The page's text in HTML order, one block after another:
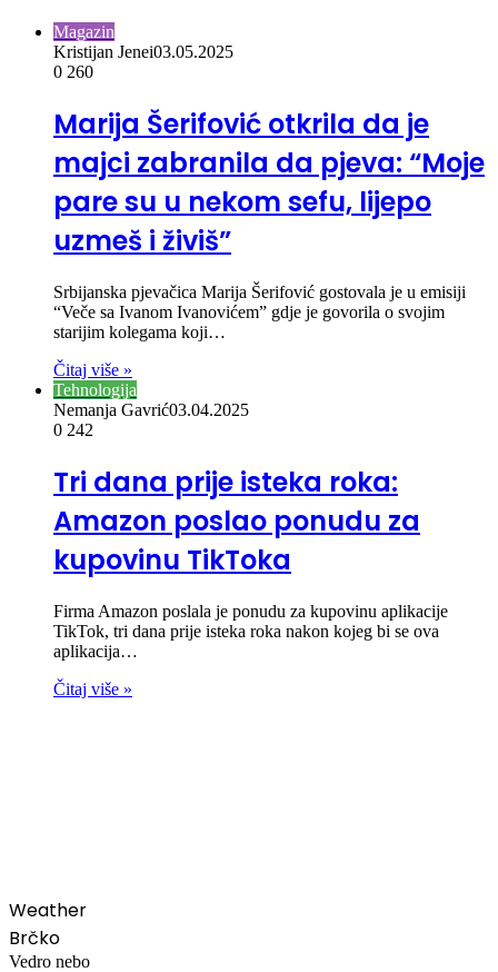
Magazin
Kristijan Jenei03.05.2025
0 260
Marija Šerifović otkrila da je
majci zabranila da pjeva: “Moje
pare su u nekom sefu, lijepo
uzmeš i živiš”
Srbijanska pjevačica Marija Šerifović gostovala je u emisiji
“Veče sa Ivanom Ivanovićem” gdje je govorila o svojim
starijim kolegama koji…
Čitaj više »
Tehnologija
Nemanja Gavrić03.04.2025
0 242
Tri dana prije isteka roka:
Amazon poslao ponudu za
kupovinu TikToka
Firma Amazon poslala je ponudu za kupovinu aplikacije
TikTok, tri dana prije isteka roka nakon kojeg bi se ova
aplikacija…
Čitaj više »
Weather
Brčko
Vedro nebo